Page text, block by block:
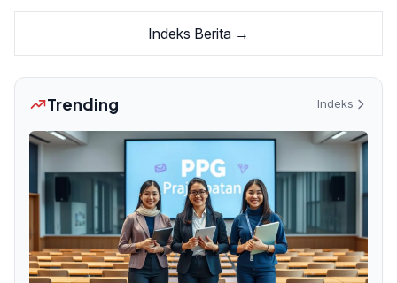
Indeks Berita →
Trending Indeks